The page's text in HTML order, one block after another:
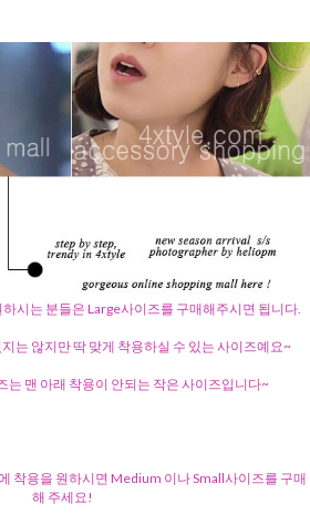
시는 분들은 Large사이즈를 구매해주시면 됩니다.
는 않지만 딱 맞게 착용하실 수 있는 사이즈예요~
맨 아래 착용이 안되는 작은 사이즈입니다~
착용을 원하시면 Medium 이나 Small사이즈를 구매
해 주세요!